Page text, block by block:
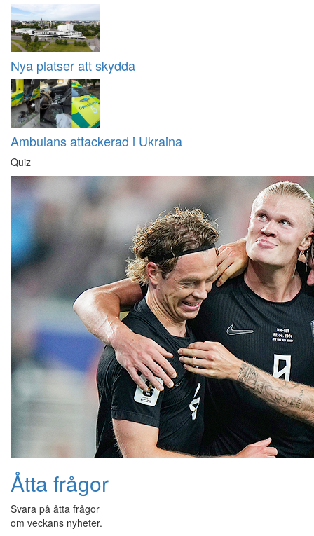
Nya platser att skydda
Ambulans attackerad i Ukraina
Quiz
Åtta frågor
Svara på åtta frågor
om veckans nyheter.